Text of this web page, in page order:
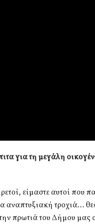
για τη μεγάλη
είμαστε αυτοί που
αναπτυξιακή τροχιά…
πρωτιά του Δήμου μας